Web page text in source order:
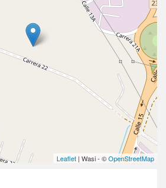
Leaflet | Wasi - ©OpenStreetMap